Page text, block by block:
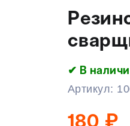
✔ В
Артикул:
180 ₽